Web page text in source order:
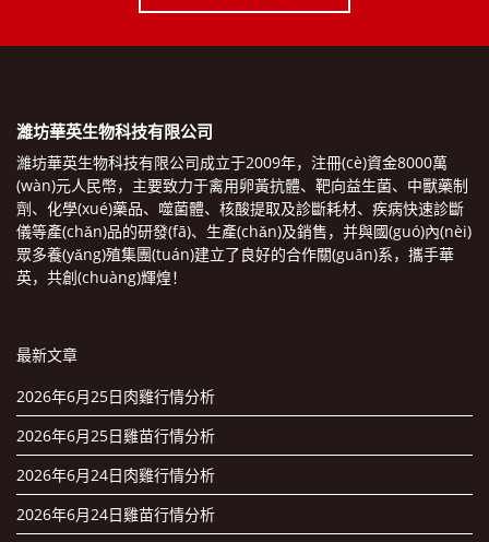
濰坊華英生物科技有限公司
濰坊華英生物科技有限公司成立于2009年，注冊(cè)資金8000萬
(wàn)元人民幣，主要致力于禽用卵黃抗體、靶向益生菌、中獸藥制
劑、化學(xué)藥品、噬菌體、核酸提取及診斷耗材、疾病快速診斷
儀等產(chǎn)品的研發(fā)、生產(chǎn)及銷售，并與國(guó)內(nèi)
眾多養(yǎng)殖集團(tuán)建立了良好的合作關(guān)系，攜手華
英，共創(chuàng)輝煌！
最新文章
2026年6月25日肉雞行情分析
2026年6月25日雞苗行情分析
2026年6月24日肉雞行情分析
2026年6月24日雞苗行情分析